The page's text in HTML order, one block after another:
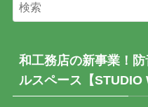
和工務店の新事業！
ルスペース【STUDIO